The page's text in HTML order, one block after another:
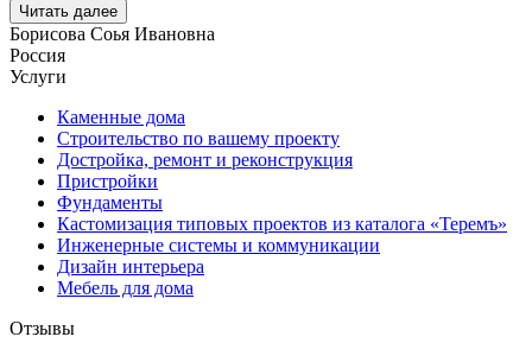
Читать далее
Борисова Соья Ивановна
Россия
Услуги
Каменные дома
Строительство по вашему проекту
Достройка, ремонт и реконструкция
Пристройки
Фундаменты
Кастомизация типовых проектов из каталога «Теремъ»
Инженерные системы и коммуникации
Дизайн интерьера
Мебель для дома
Отзывы